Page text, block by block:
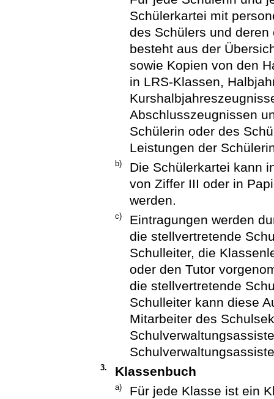
Schülerkartei mit
des Schülers und
besteht aus der
sowie Kopien von den
in LRS-Klassen,
Abschlusszeugnissen
Schülerin oder des
Leistungen der
b)
Die Schülerkartei kann
von Ziffer III oder in
werden.
c)
Eintragungen werden
die stellvertretende
Schulleiter, die
oder den Tutor
die stellvertretende
Schulleiter kann diese
Mitarbeiter des
3. Klassenbuch
a)
Für jede Klasse ist ein